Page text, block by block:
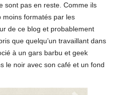
sont pas en reste. Comme ils
moins formatés par les
de ce blog et probablement
que quelqu’un travaillant dans
à un gars barbu et geek
le noir avec son café et un fond